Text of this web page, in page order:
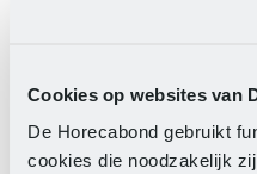
Cookies op websites van
De Horecabond gebruikt
cookies die noodzakelijk
deze functiegroep.
feitelijke salarissen
het WML opnieuw. Op
feitelijke salarissen
functiegroep.